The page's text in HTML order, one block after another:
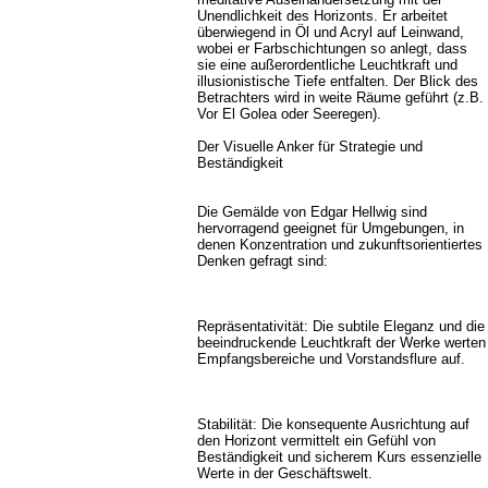
Unendlichkeit des Horizonts. Er arbeitet
überwiegend in Öl und Acryl auf Leinwand,
wobei er Farbschichtungen so anlegt, dass
sie eine außerordentliche Leuchtkraft und
illusionistische Tiefe entfalten. Der Blick des
Betrachters wird in weite Räume geführt (z.B.
Vor El Golea oder Seeregen).
Der Visuelle Anker für Strategie und
Beständigkeit
Die Gemälde von Edgar Hellwig sind
hervorragend geeignet für Umgebungen, in
denen Konzentration und zukunftsorientiertes
Denken gefragt sind:
Repräsentativität: Die subtile Eleganz und die
beeindruckende Leuchtkraft der Werke werten
Empfangsbereiche und Vorstandsflure auf.
Stabilität: Die konsequente Ausrichtung auf
den Horizont vermittelt ein Gefühl von
Beständigkeit und sicherem Kurs essenzielle
Werte in der Geschäftswelt.